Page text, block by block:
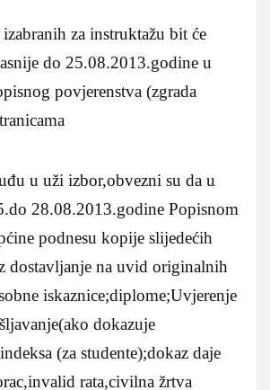
za instruktažu bit će
do 25.08.2013.godine u
povjerenstva (zgrada
u uži izbor,obvezni su da u
28.08.2013.godine Popisnom
podnesu kopije slijedećih
dostavljanje na uvid originalnih
iskaznice;diplome;Uvjerenje
dokazuje
(za studente);dokaz daje
rata,civilna žrtva